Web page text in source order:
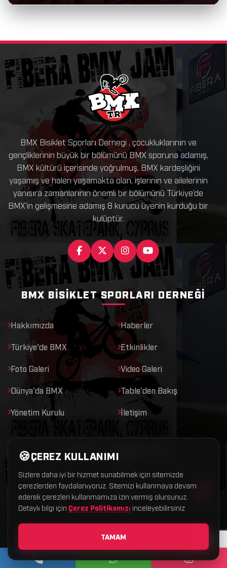
BMX Bisiklet Sporları Dernegi , çocukluklarının ve
gençliklerinin büyük bir bölümünü BMX sporuna adamış,
BMX kültürü içerisinde yoğrulmuş, BMX kardeşliğini
yaşamış ve halen yaşamakta olan, işlerinin ve ailelerinin
yanısıra zamanlarının önemli bir bölümünü Türkiye’de
BMX’in gelişmesine adamış 8 kurucu üyenin kurduğu bir
kulüptür.
BMX BISIKLET SPORLARI DERNEĞI
Hakkımızda Haberler
Türkiye'de BMX Etkinlikler
Foto Galeri Video Galeri
Dünya'da BMX Table'den Bakış
Yönetim Kurulu İletişim
E-POSTA ABONELIĞI
info@bmxtr.com
ÇEREZ KULLANIMI
Sizlere daha iyi bir hizmet sunabilmek için sitemizde
çerezlerden faydalanıyoruz. Sitemizi kullanmaya devam
ederek çerezleri kullanmamıza izin vermiş olursunuz.
Detaylı bilgi için Çerez Politikamızı inceleyebilirsiniz
TAMAM